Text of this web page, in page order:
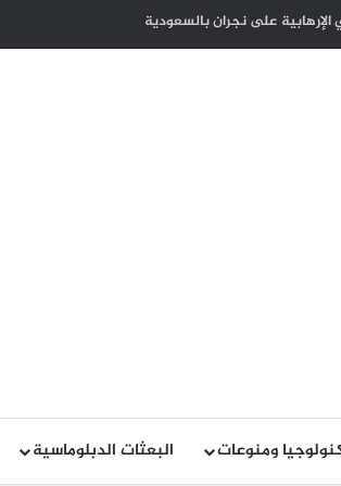
لبلاده
ومنوعات البعثات الدبلوماسية